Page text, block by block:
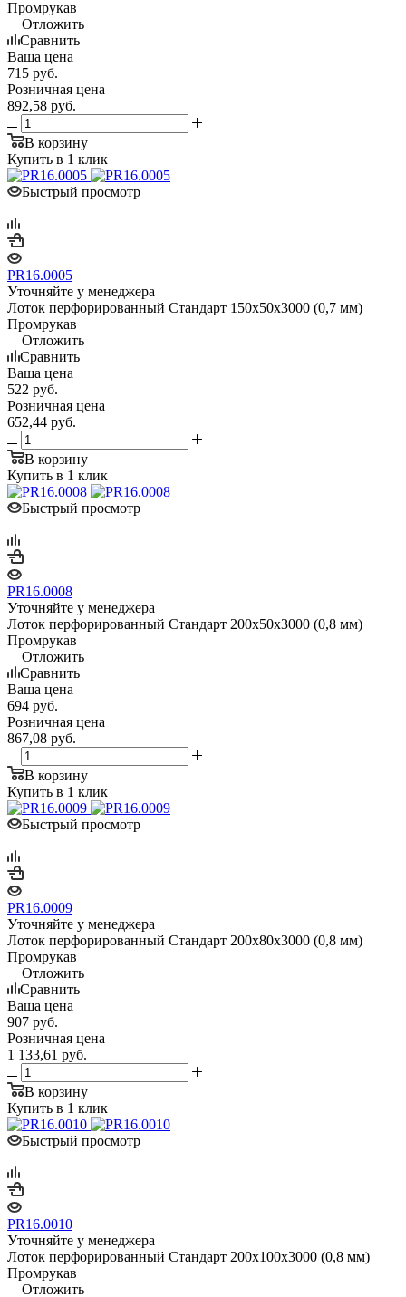
Промрукав
Отложить
Сравнить
Ваша цена
715 руб.
Розничная цена
892,58 руб.
В корзину
Купить в 1 клик
Быстрый просмотр
PR16.0005
Уточняйте у менеджера
Лоток перфорированный Стандарт 150х50х3000 (0,7 мм)
Промрукав
Отложить
Сравнить
Ваша цена
522 руб.
Розничная цена
652,44 руб.
В корзину
Купить в 1 клик
Быстрый просмотр
PR16.0008
Уточняйте у менеджера
Лоток перфорированный Стандарт 200х50х3000 (0,8 мм)
Промрукав
Отложить
Сравнить
Ваша цена
694 руб.
Розничная цена
867,08 руб.
В корзину
Купить в 1 клик
Быстрый просмотр
PR16.0009
Уточняйте у менеджера
Лоток перфорированный Стандарт 200х80х3000 (0,8 мм)
Промрукав
Отложить
Сравнить
Ваша цена
907 руб.
Розничная цена
1 133,61 руб.
В корзину
Купить в 1 клик
Быстрый просмотр
PR16.0010
Уточняйте у менеджера
Лоток перфорированный Стандарт 200х100х3000 (0,8 мм)
Промрукав
Отложить